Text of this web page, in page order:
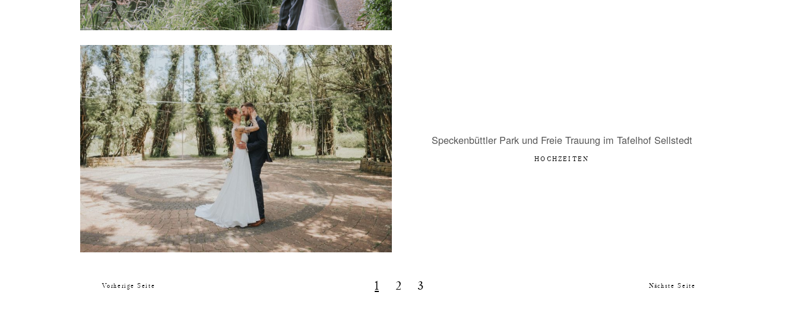
Speckenbüttler Park und Freie Trauung im Tafelhof Sellstedt
HOCHZEITEN
Vorherige Seite 1 2 3 Nächste Seite